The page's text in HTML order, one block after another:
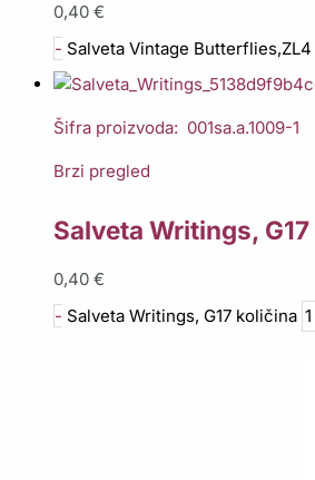
0,40 €
- Salveta Vintage
Šifra proizvoda: 001sa.a.1009-1
Brzi pregled
Salveta Writings, G17
0,40 €
- Salveta Writings, G17 količina